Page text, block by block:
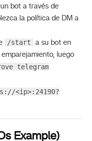
bot a través de
la política de DM a
/start
a su bot en
luego
telegram
<ip>:24190?
Example)